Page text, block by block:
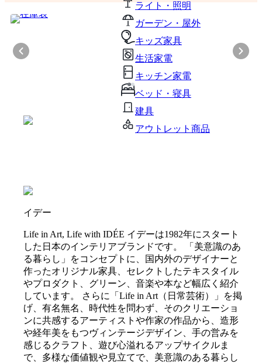
ライト・照明
ガーデン・屋外
キッズ家具
生活家電
キッチン家電
ベッド・寝具
建具
アウトレット商品
イデー
Life in Art, Life with IDÉE イデーは1982年にスタート
した日本のインテリアブランドです。 「美意識のあ
る暮らし」をコンセプトに、国内外のデザイナーと
作ったオリジナル家具、セレクトしたテキスタイル
やプロダクト、グリーン、音楽や本など幅広く紹介
しています。 さらに「Life in Art（日常芸術）」を掲
げ、有名無名、時代性を問わず、そのクリエーショ
ンに共感するアーティストや作家の作品から、造形
や経年美をもつヴィンテージデザイン、手の営みを
感じるクラフト、遊び心溢れるアップサイクルま
で、多様な価値観や見立てで、美意識のある暮らし